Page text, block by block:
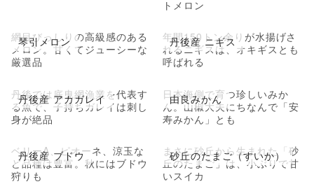
トメロン
琴引メロン
網目びっしりの高級感のある
メロン。甘くてジューシーな
厳選品
丹後産 ニギス
年間150トン余りが水揚げさ
れるニギスは、オキギスとも
呼ばれる
丹後産 アカガレイ
丹後では底曳網漁業を代表す
る魚で、子持ちガレイは刺し
身が絶品
由良みかん
日本海側で育つ珍しいみか
ん。山椒大夫にちなんで「安
寿みかん」とも
丹後産 ブドウ
ベリーA、ピオーネ、涼玉な
ど品種は豊富。秋にはブドウ
狩りも
砂丘のたまご（すいか）
まさに砂丘から生まれた「砂
丘のたまご」は、小ぶりで甘
いスイカ